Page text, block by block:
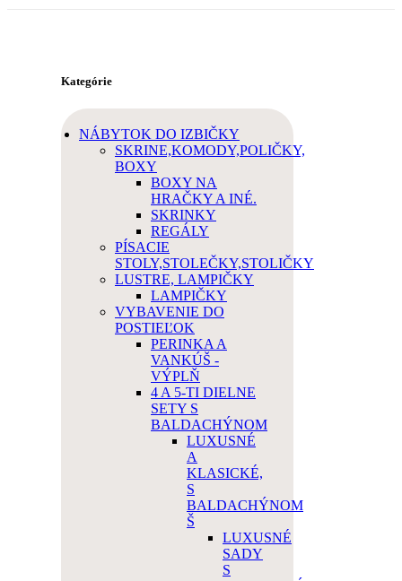
Kategórie
NÁBYTOK DO IZBIČKY
SKRINE,KOMODY,POLIČKY,
BOXY
BOXY NA
HRAČKY A INÉ.
SKRINKY
REGÁLY
PÍSACIE
STOLY,STOLEČKY,STOLIČKY
LUSTRE, LAMPIČKY
LAMPIČKY
VYBAVENIE DO
POSTIEĽOK
PERINKA A
VANKÚŠ -
VÝPLŇ
4 A 5-TI DIELNE
SETY S
BALDACHÝNOM
LUXUSNÉ
A
KLASICKÉ,
S
BALDACHÝNOM
Š
LUXUSNÉ
SADY
S